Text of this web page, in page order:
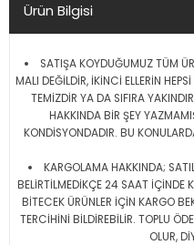
Ürün Bilgisi
SATIŞA KOYDUĞUMUZ TÜM
MALI DEĞİLDİR, İKİNCİ ELLERİN
TEMİZDİR YA DA SIFIRA
HAKKINDA BİR ŞEY
KONDİSYONDADIR. BU
KARGOLAMA HAKKINDA;
BELİRTİLMEDİKÇE 24 SAAT İÇİNDE
BİTECEK ÜRÜNLER İÇİN KARGO
TERCİHİNİ BİLDİREBİLİR. TOPLU
OLUR,